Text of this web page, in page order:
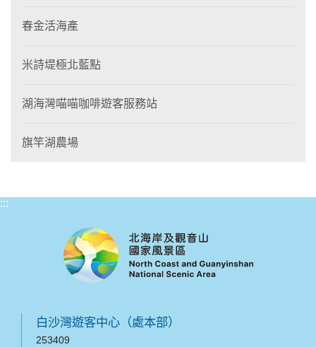
春金活海產
米詩堤極北藍點
湖海灣喵喵咖啡遊客服務站
旗竿湖農場
:::
白沙灣遊客中心（處本部）
253409